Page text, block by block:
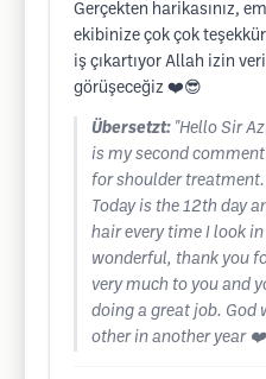
Gerçekten harikasınız,
ekibinize çok çok
iş çıkartıyor Allah izin
görüşeceğiz ❤️😎
Übersetzt: "Hello Sir
is my second
for shoulder
Today is the 12th day
hair every time I look
wonderful, thank you
very much to you and
doing a great job. God
other in another year